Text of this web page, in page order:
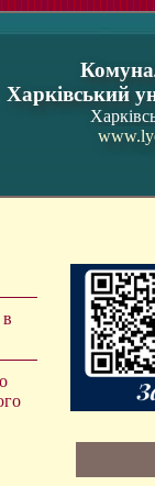
Харківський